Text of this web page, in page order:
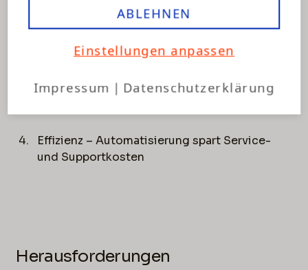
Höhere Kundenbindung – regelmäßige,
Marketing)
Mehr Umsatzpotenzial – gezielte Cross- und
Effizienz – Automatisierung spart Service-
und Supportkosten
Herausforderungen
ABLEHNEN
Einstellungen anpassen
Impressum | Datenschutzerklärung